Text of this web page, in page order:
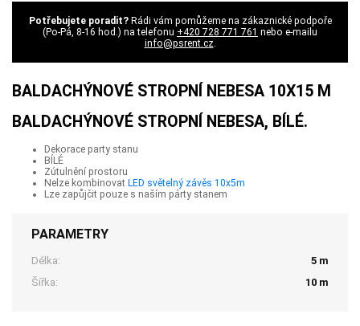
Potřebujete poradit?Rádi vám pomůžeme na zákaznické podpoře
(Po-Pá, 8-16 hod.) na telefonu +420 728 771 761 nebo e-mailu
info@psrent.cz.
BALDACHÝNOVÉ STROPNÍ NEBESA 10X15 M
BALDACHÝNOVÉ STROPNÍ NEBESA, BÍLÉ.
Dekorace party stanu
BÍLÉ
Zútulnění prostoru
Nelze kombinovat LED světelný závěs 10x5m
Lze zapůjčit pouze s naším párty stanem
PARAMETRY
Délka:
5 m
Šířka:
10 m